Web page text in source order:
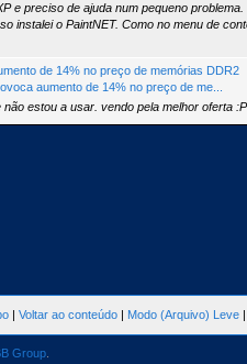
e preciso de ajuda num pequeno problema.
instalei o PaintNET. Como no menu de
de 14% no preço de memórias DDR2
aumento de 14% no preço de me...
estou a usar. vendo pela melhor oferta :P
| Voltar ao conteúdo | Modo (Arquivo) Leve
Group